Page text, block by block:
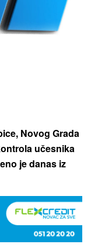
Novog Grada
učesnika
je danas iz